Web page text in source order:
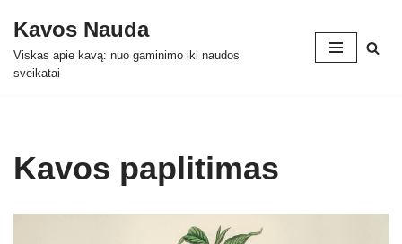
Skip
to
Kavos Nauda
Viskas apie kavą: nuo gaminimo iki naudos
sveikatai
Kavos paplitimas